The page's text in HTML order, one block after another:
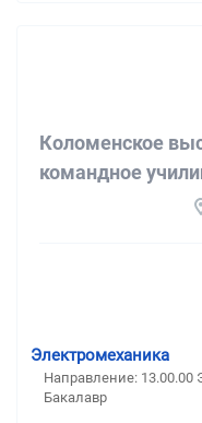
Коломенское
командное
Электромеханика
Направление:
Бакалавр